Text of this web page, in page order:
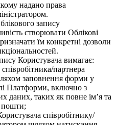
надано права
запису
створювати Облікові
їм конкретні дозволи
Користувача вимагає:
партнера
заповнення форми у
Платформи, включно з
даних, таких як повне імʼя та
пошти;
співробітнику/